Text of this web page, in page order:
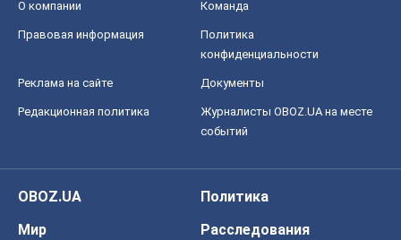
О компании Команда
Правовая информация
Политика
конфиденциальности
Реклама на сайте Документы
Редакционная политика
Журналисты OBOZ.UA на месте
событий
OBOZ.UA
Политика
Мир
Расследования